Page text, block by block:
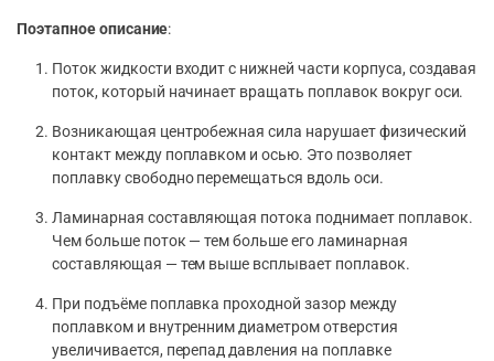
Поэтапное описание:
Поток жидкости входит с нижней части корпуса, создавая
поток, который начинает вращать поплавок вокруг оси.
Возникающая центробежная сила нарушает физический
контакт между поплавком и осью. Это позволяет
поплавку свободно перемещаться вдоль оси.
Ламинарная составляющая потока поднимает поплавок.
Чем больше поток — тем больше его ламинарная
составляющая — тем выше всплывает поплавок.
При подъёме поплавка проходной зазор между
поплавком и внутренним диаметром отверстия
увеличивается, перепад давления на поплавке